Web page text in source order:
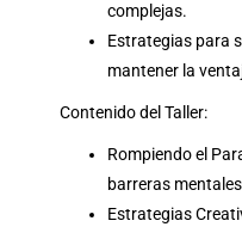
complejas.
Estrategias para
mantener la
Contenido del Taller:
Rompiendo el
barreras
Estrategias